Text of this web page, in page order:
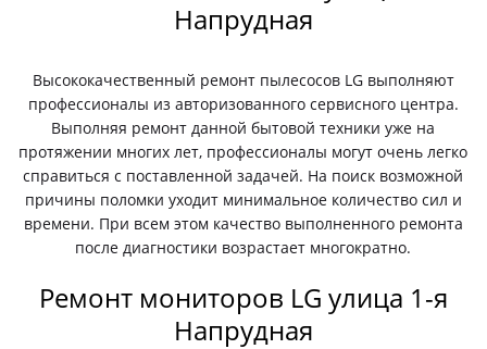
Напрудная
Высококачественный ремонт пылесосов LG выполняют
профессионалы из авторизованного сервисного центра.
Выполняя ремонт данной бытовой техники уже на
протяжении многих лет, профессионалы могут очень легко
справиться с поставленной задачей. На поиск возможной
причины поломки уходит минимальное количество сил и
времени. При всем этом качество выполненного ремонта
после диагностики возрастает многократно.
Ремонт мониторов LG улица 1-я
Напрудная